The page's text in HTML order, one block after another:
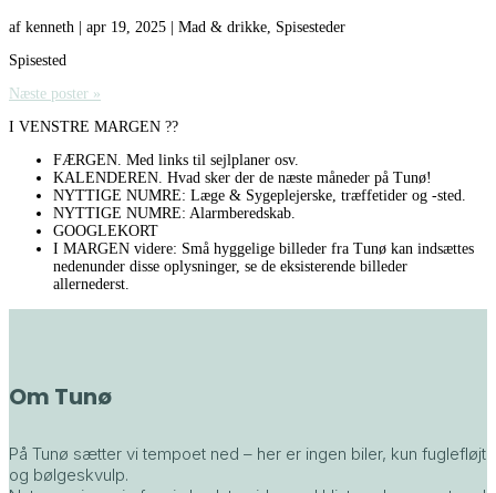
af kenneth apr 19, 2025 Mad & drikke Spisesteder
Spisested
Næste poster »
I VENSTRE MARGEN ??
FÆRGEN. Med links til sejlplaner osv.
KALENDEREN. Hvad sker der de næste måneder på Tunø!
NYTTIGE NUMRE: Læge & Sygeplejerske, træffetider og -sted.
NYTTIGE NUMRE: Alarmberedskab.
GOOGLEKORT
I MARGEN videre: Små hyggelige billeder fra Tunø kan indsættes
nedenunder disse oplysninger, se de eksisterende billeder
allernederst.
Om Tunø
På Tunø sætter vi tempoet ned – her er ingen biler, kun fuglefløjt
og bølgeskvulp.